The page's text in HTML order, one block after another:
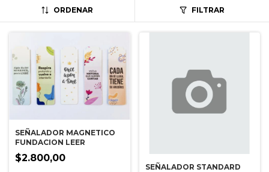
ORDENAR FILTRAR
SEÑALADOR MAGNETICO
FUNDACION LEER
$2.800,00
SEÑALADOR STANDARD